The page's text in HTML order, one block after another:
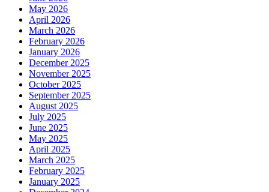
May 2026
April 2026
March 2026
February 2026
January 2026
December 2025
November 2025
October 2025
September 2025
August 2025
July 2025
June 2025
May 2025
April 2025
March 2025
February 2025
January 2025